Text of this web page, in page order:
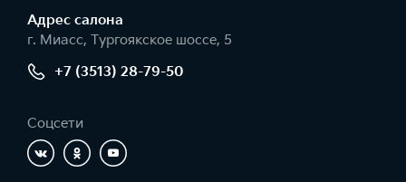
Адрес салонa
г. Миасс, Тургоякское шоссе, 5
+7 (3513) 28-79-50
Соцсети